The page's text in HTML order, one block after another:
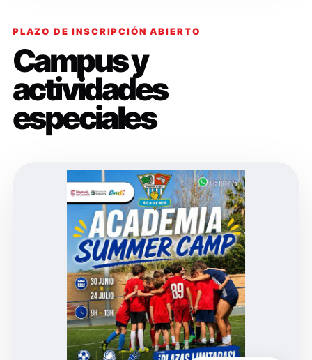
PLAZO DE INSCRIPCIÓN ABIERTO
Campus y
actividades
especiales